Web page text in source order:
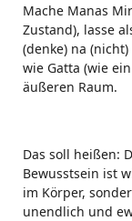
Mache Manas
Zustand), lasse
(denke) na
wie Gatta (wie
äußeren Raum.
Das soll heißen:
Bewusstsein ist
im Körper,
unendlich und